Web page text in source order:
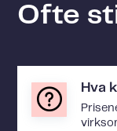
Ofte
Hva